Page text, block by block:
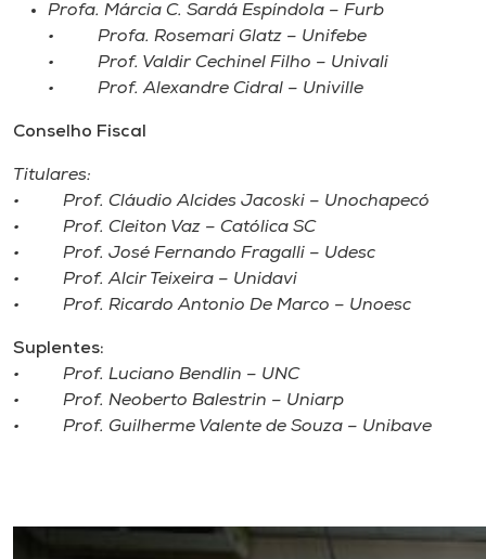
Profa. Márcia C. Sardá Espíndola – Furb
• Profa. Rosemari Glatz – Unifebe
• Prof. Valdir Cechinel Filho – Univali
• Prof. Alexandre Cidral – Univille
Conselho Fiscal
Titulares:
• Prof. Cláudio Alcides Jacoski – Unochapecó
• Prof. Cleiton Vaz – Católica SC
• Prof. José Fernando Fragalli – Udesc
• Prof. Alcir Teixeira – Unidavi
• Prof. Ricardo Antonio De Marco – Unoesc
Suplentes:
• Prof. Luciano Bendlin – UNC
• Prof. Neoberto Balestrin – Uniarp
• Prof. Guilherme Valente de Souza – Unibave